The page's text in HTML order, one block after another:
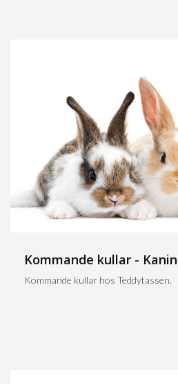
Kommande kullar -
Kommande kullar hos Teddytassen.